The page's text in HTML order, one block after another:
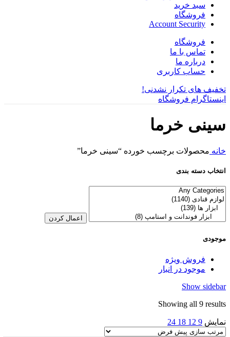
سبد خرید
فروشگاه
Account Security
فروشگاه
تماس با ما
درباره ما
حساب کاربری
تخفیف های تکرار نشدنی!
اینستاگرام فروشگاه
سینی خرما
خانه محصولات برچسب خورده “سینی خرما”
انتخاب دسته بندی
اعمال کردن
موجودی
فروش ویژه
موجود در انبار
Show sidebar
Showing all 9 results
نمایش 9
12
18
24